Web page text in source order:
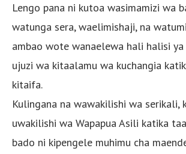
Lengo pana ni kutoa wasimamizi wa
watunga sera, waelimishaji, na
ambao wote wanaelewa hali halisi ya
ujuzi wa kitaalamu wa kuchangia
kitaifa.
Kulingana na wawakilishi wa serikali,
uwakilishi wa Wapapua Asili katika
bado ni kipengele muhimu cha